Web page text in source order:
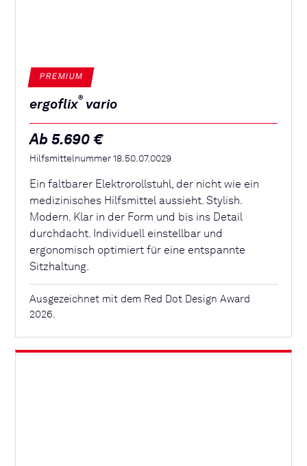
PREMIUM
ergoflix® vario
Ab 5.690 €
Hilfsmittelnummer 18.50.07.0029
Ein faltbarer Elektrorollstuhl, der nicht wie ein
medizinisches Hilfsmittel aussieht. Stylish.
Modern. Klar in der Form und bis ins Detail
durchdacht. Individuell einstellbar und
ergonomisch optimiert für eine entspannte
Sitzhaltung.
Ausgezeichnet mit dem Red Dot Design Award
2026.